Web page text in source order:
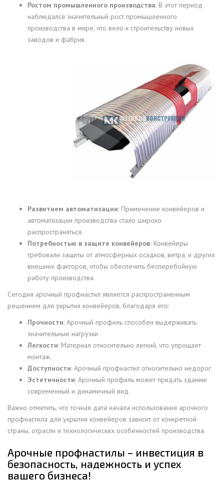
Ростом промышленного производства: В этот период
наблюдался значительный рост промышленного
производства в мире, что вело к строительству новых
заводов и фабрик.
Развитием автоматизации: Применение конвейеров и
автоматизации производства стало широко
распространяться.
Потребностью в защите конвейеров: Конвейеры
требовали защиты от атмосферных осадков, ветра, и других
внешних факторов, чтобы обеспечить бесперебойную
работу производства.
Сегодня арочный профнастил является распространенным
решением для укрытия конвейеров, благодаря его:
Прочности: Арочный профиль способен выдерживать
значительные нагрузки.
Легкости: Материал относительно легкий, что упрощает
монтаж.
Доступности: Арочный профнастил относительно недорог.
Эстетичности: Арочный профиль может придать зданию
современный и динамичный вид.
Важно отметить, что точная дата начала использования арочного
профнастила для укрытия конвейеров зависит от конкретной
страны, отрасли и технологических особенностей производства.
Арочные профнастилы – инвестиция в
безопасность, надежность и успех
вашего бизнеса!